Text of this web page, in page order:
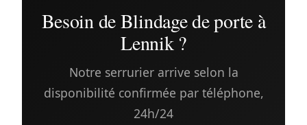
Besoin de Blindage de porte à
Lennik ?
Notre serrurier arrive selon la
disponibilité confirmée par téléphone,
24h/24